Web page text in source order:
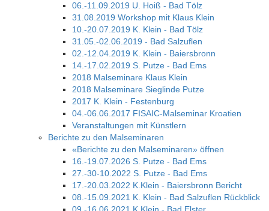
06.-11.09.2019 U. Hoiß - Bad Tölz
31.08.2019 Workshop mit Klaus Klein
10.-20.07.2019 K. Klein - Bad Tölz
31.05.-02.06.2019 - Bad Salzuflen
02.-12.04.2019 K. Klein - Baiersbronn
14.-17.02.2019 S. Putze - Bad Ems
2018 Malseminare Klaus Klein
2018 Malseminare Sieglinde Putze
2017 K. Klein - Festenburg
04.-06.06.2017 FISAIC-Malseminar Kroatien
Veranstaltungen mit Künstlern
Berichte zu den Malseminaren
«Berichte zu den Malseminaren» öffnen
16.-19.07.2026 S. Putze - Bad Ems
27.-30-10.2022 S. Putze - Bad Ems
17.-20.03.2022 K.Klein - Baiersbronn Bericht
08.-15.09.2021 K. Klein - Bad Salzuflen Rückblick